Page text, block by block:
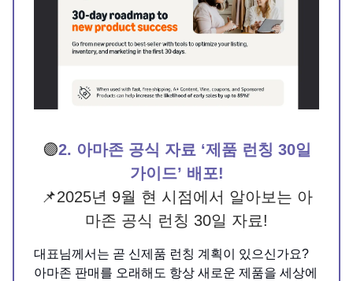
🟣2. 아마존 공식 자료 ‘제품 런칭 30일
가이드’ 배포!
📌2025년 9월 현 시점에서 알아보는 아
마존 공식 런칭 30일 자료!
대표님께서는 곧 신제품 런칭 계획이 있으신가요?
아마존 판매를 오래해도 항상 새로운 제품을 세상에